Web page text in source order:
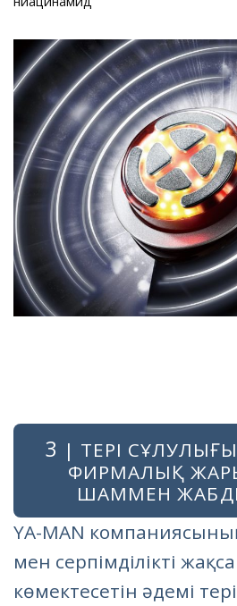
3 | ТЕРІ
ФИРМАЛЫҚ
ШАММЕН
YA-MAN
мен серпімділікті
көмектесетін әдемі